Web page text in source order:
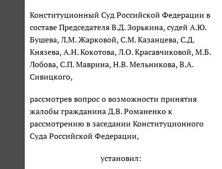
Конституционный Суд Российской Федерации в
составе Председателя В.Д. Зорькина, судей А.Ю.
Бушева, Л.М. Жарковой, С.М. Казанцева, С.Д.
Князева, А.Н. Кокотова, Л.О. Красавчиковой, М.Б.
Лобова, С.П. Маврина, Н.В. Мельникова, В.А.
Сивицкого,
рассмотрев вопрос о возможности принятия
жалобы гражданина Д.В. Романенко к
рассмотрению в заседании Конституционного
Суда Российской Федерации,
установил: